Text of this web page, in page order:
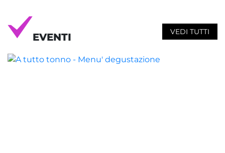
EVENTI VEDI TUTTI